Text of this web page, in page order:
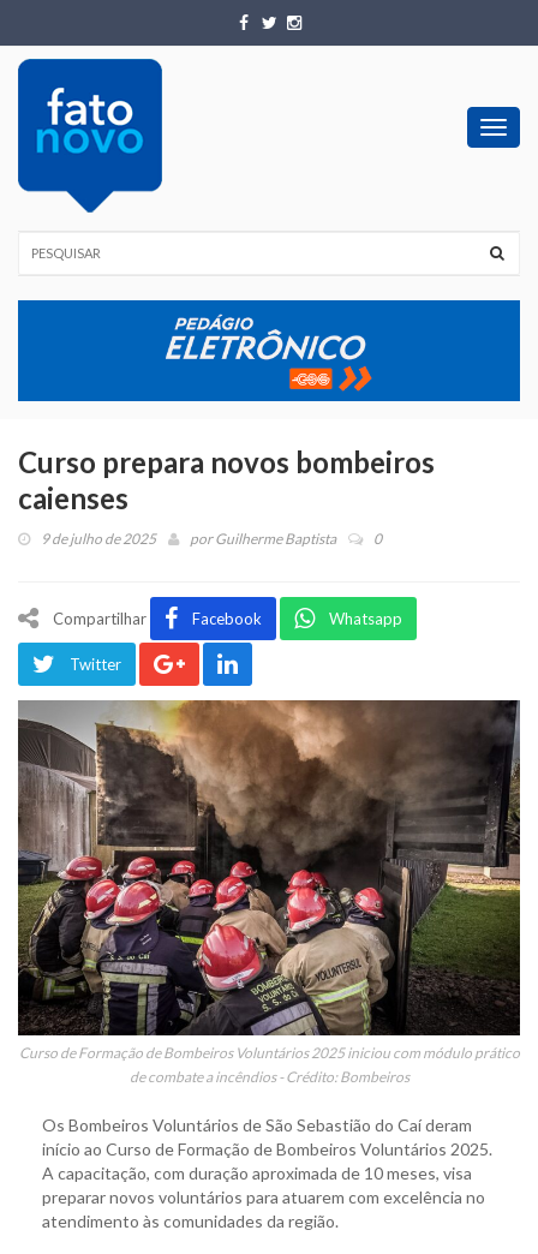
Curso prepara novos bombeiros
caienses
9 de julho de 2025 porGuilherme Baptista 0
Compartilhar Facebook Whatsapp
Twitter
Curso de Formação de Bombeiros Voluntários 2025 iniciou com módulo prático
de combate a incêndios - Crédito: Bombeiros
Os Bombeiros Voluntários de São Sebastião do Caí deram
início ao Curso de Formação de Bombeiros Voluntários 2025.
A capacitação, com duração aproximada de 10 meses, visa
preparar novos voluntários para atuarem com excelência no
atendimento às comunidades da região.